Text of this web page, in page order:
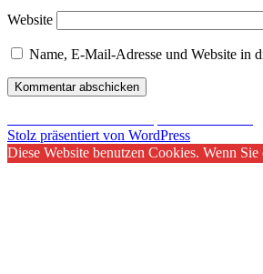
Website
Name, E-Mail-Adresse und Website in
Beitragsnavigation
Stolz präsentiert von WordPress
Diese Website benutzen Cookies. Wenn